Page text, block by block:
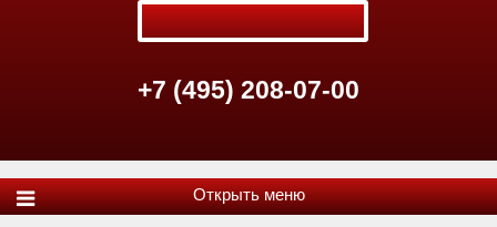
.
+7 (495) 208-07-00